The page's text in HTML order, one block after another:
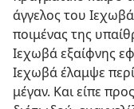
άγγελος του
ποιμένας της
Ιεχωβά εξαίφνης
Ιεχωβά έλαμψε
μέγαν. Και είπε